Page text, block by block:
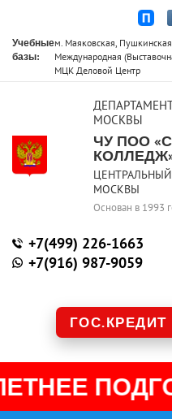
Учебные
базы:
м. Маяковская,
Международная
МЦК Деловой Центр
МОСКВЫ
ЧУ ПОО
МОСКВЫ
Основан в 1993
+7(499) 226-1663
+7(916) 987-9059
ГОС.КРЕДИТ